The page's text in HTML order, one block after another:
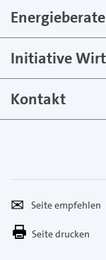
Initiative
Kontakt
empfehlen
Per
E-
Seite drucken